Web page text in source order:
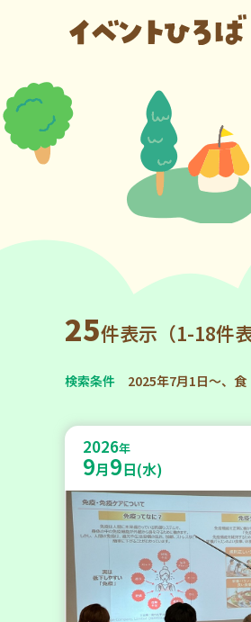
25件表示（1-18件表
検索条件 2025年7月1日～、食
2026年
9月9日(水)